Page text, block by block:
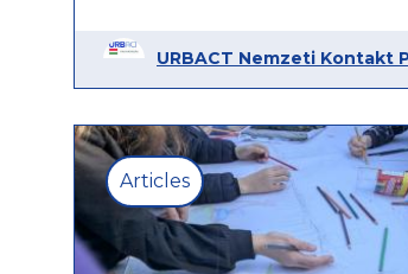
URBACT Nemzeti Kontakt
Articles